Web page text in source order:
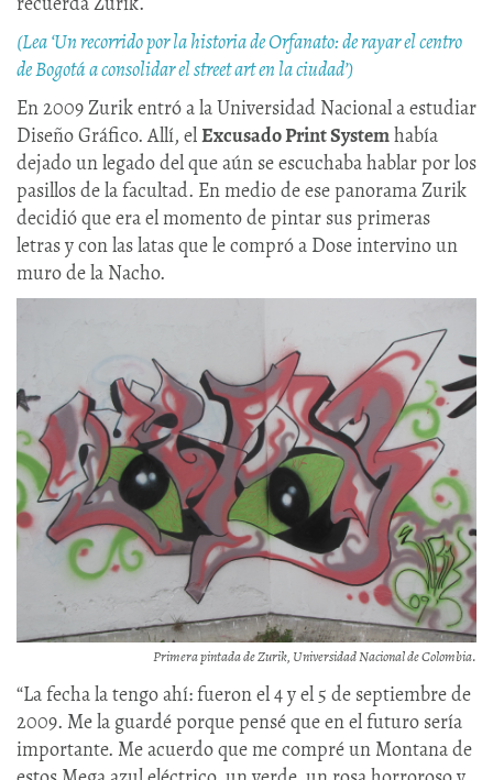
(Lea ‘Un recorrido por la historia de Orfanato: de rayar el centro
de Bogotá a consolidar el street art en la ciudad’)
En 2009 Zurik entró a la Universidad Nacional a estudiar
Diseño Gráfico. Allí, elExcusado Print Systemhabía
dejado un legado del que aún se escuchaba hablar por los
pasillos de la facultad. En medio de ese panorama Zurik
decidió que era el momento de pintar sus primeras
letras y con las latas que le compró a Dose intervino un
muro de la Nacho.
Primera pintada de Zurik, Universidad Nacional de Colombia.
“La fecha la tengo ahí: fueron el 4 y el 5 de septiembre de
2009. Me la guardé porque pensé que en el futuro sería
importante. Me acuerdo que me compré un Montana de